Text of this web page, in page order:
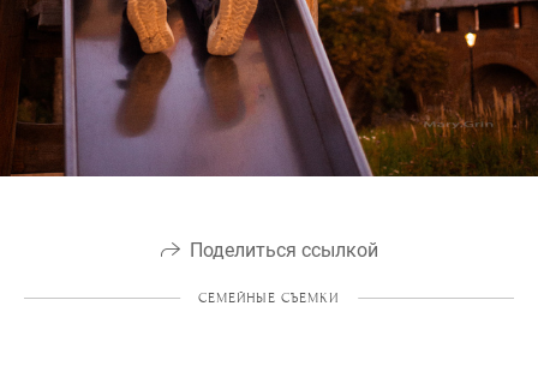
Поделиться ссылкой
СЕМЕЙНЫЕ СЪЕМКИ